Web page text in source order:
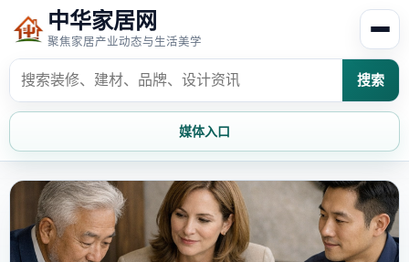
中华家居网
聚焦家居产业动态与生活美学
搜索
媒体入口
首页 家居资讯
家居风水 家居欣赏